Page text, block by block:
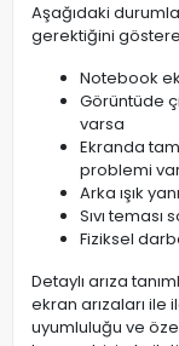
Aşağıdaki
gerektiğini
Notebook
Görüntüde
varsa
Ekranda
problemi
Arka ışık
Sıvı
Fiziksel
Detaylı arıza
ekran arızaları ile
uyumluluğu ve